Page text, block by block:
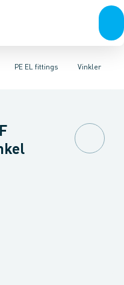
Muffer, klemmer &
PE EL fittings
Duktiljern fittings Vinkler
Anboringssadler-